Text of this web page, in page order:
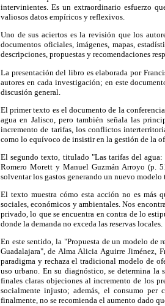
intervinientes. Es un extraordinario esfuerzo
valiosos datos empíricos y reflexivos.
Uno de sus aciertos es la revisión que los
documentos oficiales, imágenes, mapas,
descripciones, propuestas y recomendaciones
La presentación del libro es elaborada por
autores en cada investigación; en este
discusión general.
El primer texto es el documento de la
agua en Jalisco, pero también señala las
incremento de tarifas, los conflictos
como lo equívoco de insistir en la gestión de la
El segundo texto, titulado "Las tarifas del
Romero Morett y Manuel Guzmán Arroyo (p.
solventar los gastos generando un nuevo
El texto muestra cómo esta acción no es más
sociales, económicos y ambientales. Nos
privado, lo que se encuentra en contra de lo
donde la demanda no exceda las reservas locales.
En este sentido, la "Propuesta de un modelo de
Guadalajara", de Alma Alicia Aguirre Jiménez,
paradigma y rechaza el tradicional modelo de
uso urbano. En su diagnóstico, se determina la
finales claras objeciones al incremento de los
socialmente injusto; además, el consumo per
finalmente, no se recomienda el aumento dado